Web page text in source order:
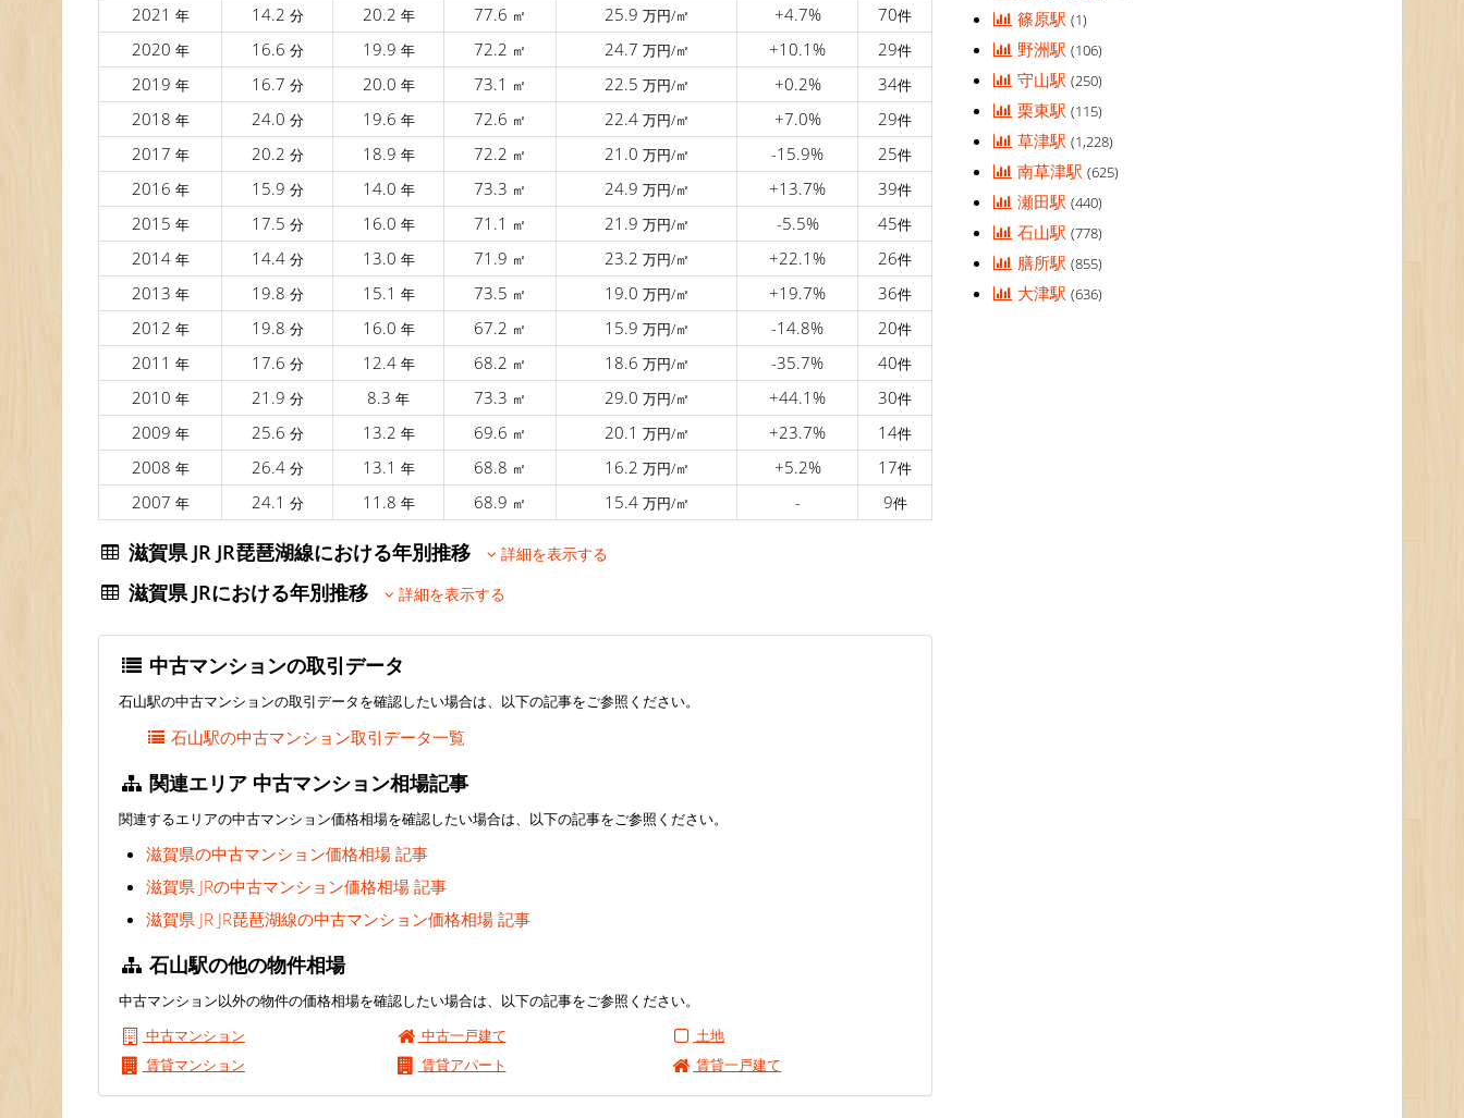
2021 年 14.2 分 20.2 年 77.6 ㎡ 25.9 万円/㎡ +4.7% 70件
2020 年 16.6 分 19.9 年 72.2 ㎡ 24.7 万円/㎡ +10.1% 29件
2019 年 16.7 分 20.0 年 73.1 ㎡ 22.5 万円/㎡ +0.2% 34件
2018 年 24.0 分 19.6 年 72.6 ㎡ 22.4 万円/㎡ +7.0% 29件
2017 年 20.2 分 18.9 年 72.2 ㎡ 21.0 万円/㎡ -15.9% 25件
2016 年 15.9 分 14.0 年 73.3 ㎡ 24.9 万円/㎡ +13.7% 39件
2015 年 17.5 分 16.0 年 71.1 ㎡ 21.9 万円/㎡ -5.5% 45件
2014 年 14.4 分 13.0 年 71.9 ㎡ 23.2 万円/㎡ +22.1% 26件
2013 年 19.8 分 15.1 年 73.5 ㎡ 19.0 万円/㎡ +19.7% 36件
2012 年 19.8 分 16.0 年 67.2 ㎡ 15.9 万円/㎡ -14.8% 20件
2011 年 17.6 分 12.4 年 68.2 ㎡ 18.6 万円/㎡ -35.7% 40件
2010 年 21.9 分 8.3 年 73.3 ㎡ 29.0 万円/㎡ +44.1% 30件
2009 年 25.6 分 13.2 年 69.6 ㎡ 20.1 万円/㎡ +23.7% 14件
2008 年 26.4 分 13.1 年 68.8 ㎡ 16.2 万円/㎡ +5.2% 17件
2007 年 24.1 分 11.8 年 68.9 ㎡ 15.4 万円/㎡ - 9件
滋賀県 JR JR琵琶湖線における年別推移 詳細を表示する
滋賀県 JRにおける年別推移 詳細を表示する
中古マンションの取引データ
石山駅の中古マンションの取引データを確認したい場合は、以下の記事をご参照ください。
石山駅の中古マンション取引データ一覧
関連エリア 中古マンション相場記事
関連するエリアの中古マンション価格相場を確認したい場合は、以下の記事をご参照ください。
滋賀県の中古マンション価格相場 記事
滋賀県 JRの中古マンション価格相場 記事
滋賀県 JR JR琵琶湖線の中古マンション価格相場 記事
石山駅の他の物件相場
中古マンション以外の物件の価格相場を確認したい場合は、以下の記事をご参照ください。
中古マンション
中古一戸建て
土地
賃貸マンション
賃貸アパート 賃貸一戸建て
篠原駅(1)
野洲駅(106)
守山駅(250)
栗東駅(115)
草津駅(1,228)
南草津駅(625)
瀬田駅(440)
石山駅(778)
膳所駅(855)
大津駅(636)